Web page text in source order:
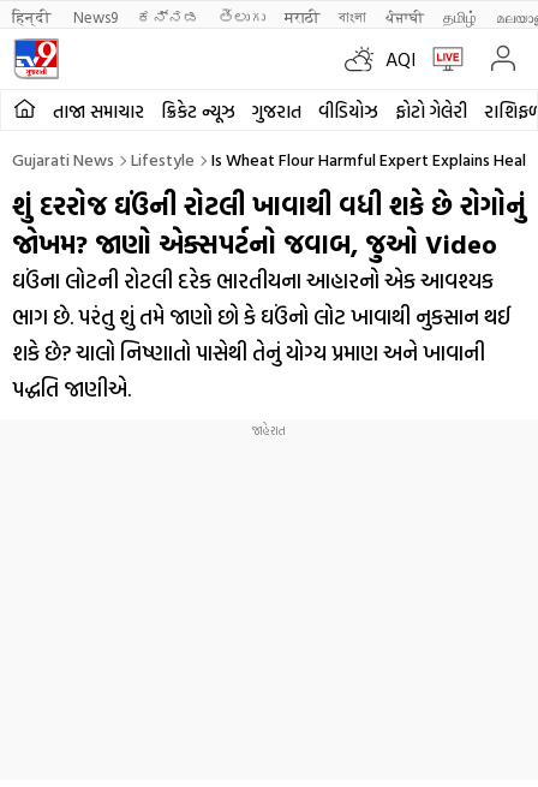
हिन्दी News9 ಕನ್ನಡ తెలుగు मराठी বাংলা ਪੰਜਾਬੀ தமிழ்
AQI
તાજા સમાચાર ક્રિકેટ ન્યૂઝ ગુજરાત વીડિયોઝ ફોટો ગેલેરી
Gujarati News Lifestyle Is Wheat Flour Harmful Expert Explains
શું દરરોજ ઘઉંની રોટલી ખાવાથી વધી શકે છે રોગોનું
જોખમ? જાણો એક્સપર્ટનો જવાબ, જુઓ Video
ઘઉંના લોટની રોટલી દરેક ભારતીયના આહારનો એક આવશ્યક
ભાગ છે. પરંતુ શું તમે જાણો છો કે ઘઉંનો લોટ ખાવાથી નુકસાન થઈ
શકે છે? ચાલો નિષ્ણાતો પાસેથી તેનું યોગ્ય પ્રમાણ અને ખાવાની
પદ્ધતિ જાણીએ.